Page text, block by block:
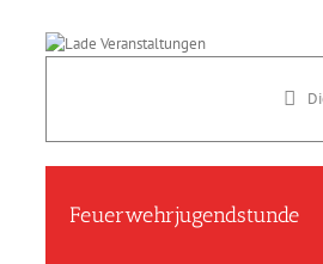
Feuerwehrjugendstunde